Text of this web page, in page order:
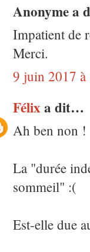
Anonyme a
Impatient de
Merci.
9 juin 2017 à
Félix a dit…
Ah ben non !
La "durée
sommeil" :(
Est-elle due